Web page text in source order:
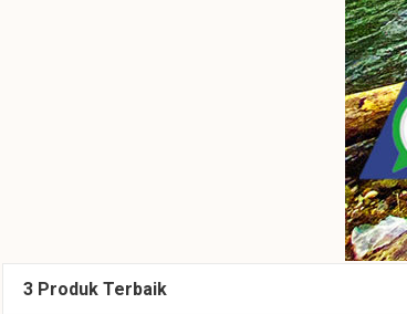
3 Produk Terbaik